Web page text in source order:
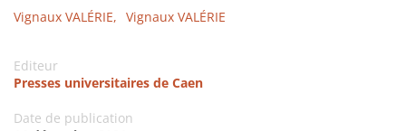
Vignaux VALÉRIE, Vignaux VALÉRIE
Editeur
Presses universitaires de Caen
Date de publication